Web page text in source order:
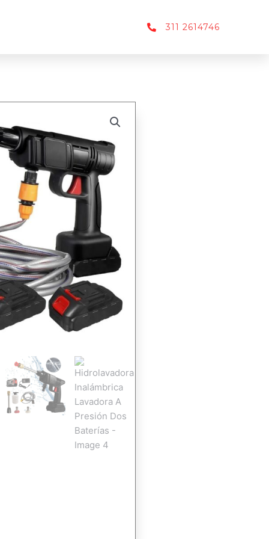
311 2614746